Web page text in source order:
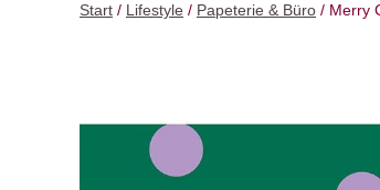
Start / Lifestyle / Papeterie & Büro / Merry